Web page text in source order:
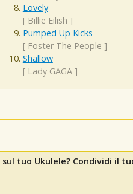
Lovely
[ Billie Eilish ]
Pumped Up Kicks
[ Foster The People ]
Shallow
[ Lady GAGA]
sul tuo Ukulele? Condividi il